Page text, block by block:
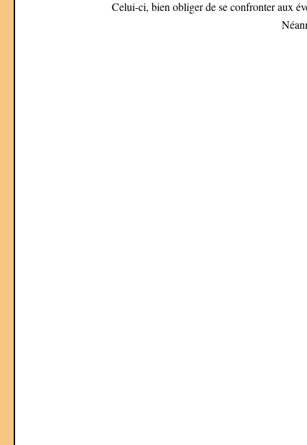
Celui-ci, bien obliger de se confronter aux